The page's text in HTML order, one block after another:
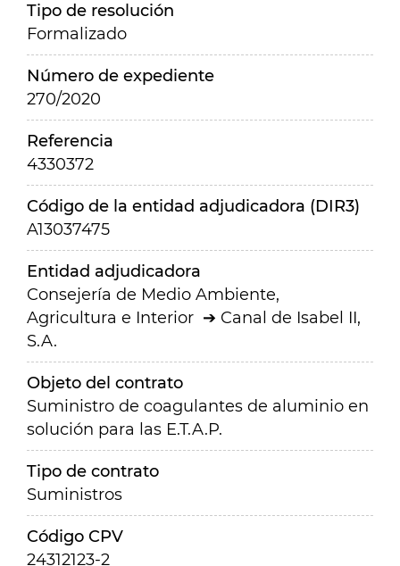
Tipo de resolución
Formalizado
Número de expediente
270/2020
Referencia
4330372
Código de la entidad adjudicadora (DIR3)
A13037475
Entidad adjudicadora
Consejería de Medio Ambiente,
Agricultura e Interior
Canal de Isabel II,
S.A.
Objeto del contrato
Suministro de coagulantes de aluminio en
solución para las E.T.A.P.
Tipo de contrato
Suministros
Código CPV
24312123-2